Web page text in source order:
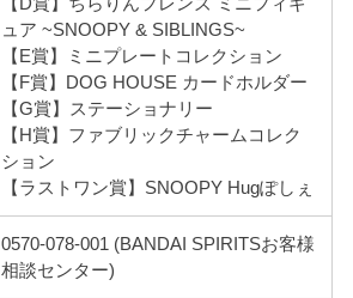
ュア ~SNOOPY & SIBLINGS~
【E賞】ミニプレートコレクション
【F賞】DOG HOUSE カードホルダー
【G賞】ステーショナリー
【H賞】ファブリックチャームコレク
ション
【ラストワン賞】SNOOPY Hugぽしぇ
0570-078-001 (BANDAI SPIRITSお客様
相談センター)